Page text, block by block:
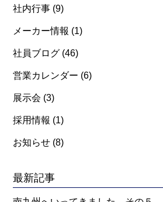
社内行事 (9)
メーカー情報 (1)
社員ブログ (46)
営業カレンダー (6)
展示会 (3)
採用情報 (1)
お知らせ (8)
最新記事